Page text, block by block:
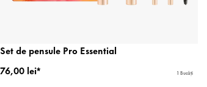
Set de pensule Pro Essential
76,00 lei*
1 Bucăți